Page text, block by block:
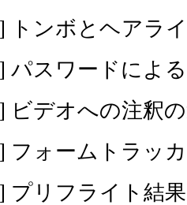
トンボとヘアラ
パスワードによ
ビデオへの注釈
フォームトラッ
プリフライト結